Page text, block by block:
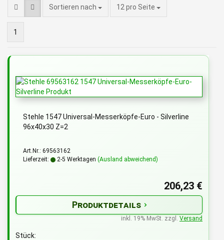
Sortieren nach 12 pro Seite
pro Seite
1
Stehle 1547 Universal-Messerköpfe-Euro - Silverline
96x40x30 Z=2
Art.Nr.: 69563162
Lieferzeit:
2-5 Werktagen (Ausland abweichend)
206,23 €
Produktdetails
inkl. 19% MwSt. zzgl. Versand
Stück: